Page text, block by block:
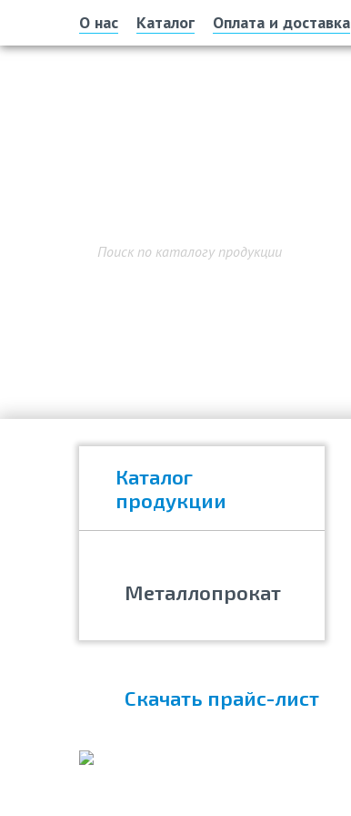
О нас Каталог Оплата и доставка
Каталог
продукции
Металлопрокат
Скачать прайс-лист